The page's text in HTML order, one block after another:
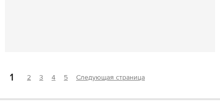
1 2 3 4 5 Следующая страница